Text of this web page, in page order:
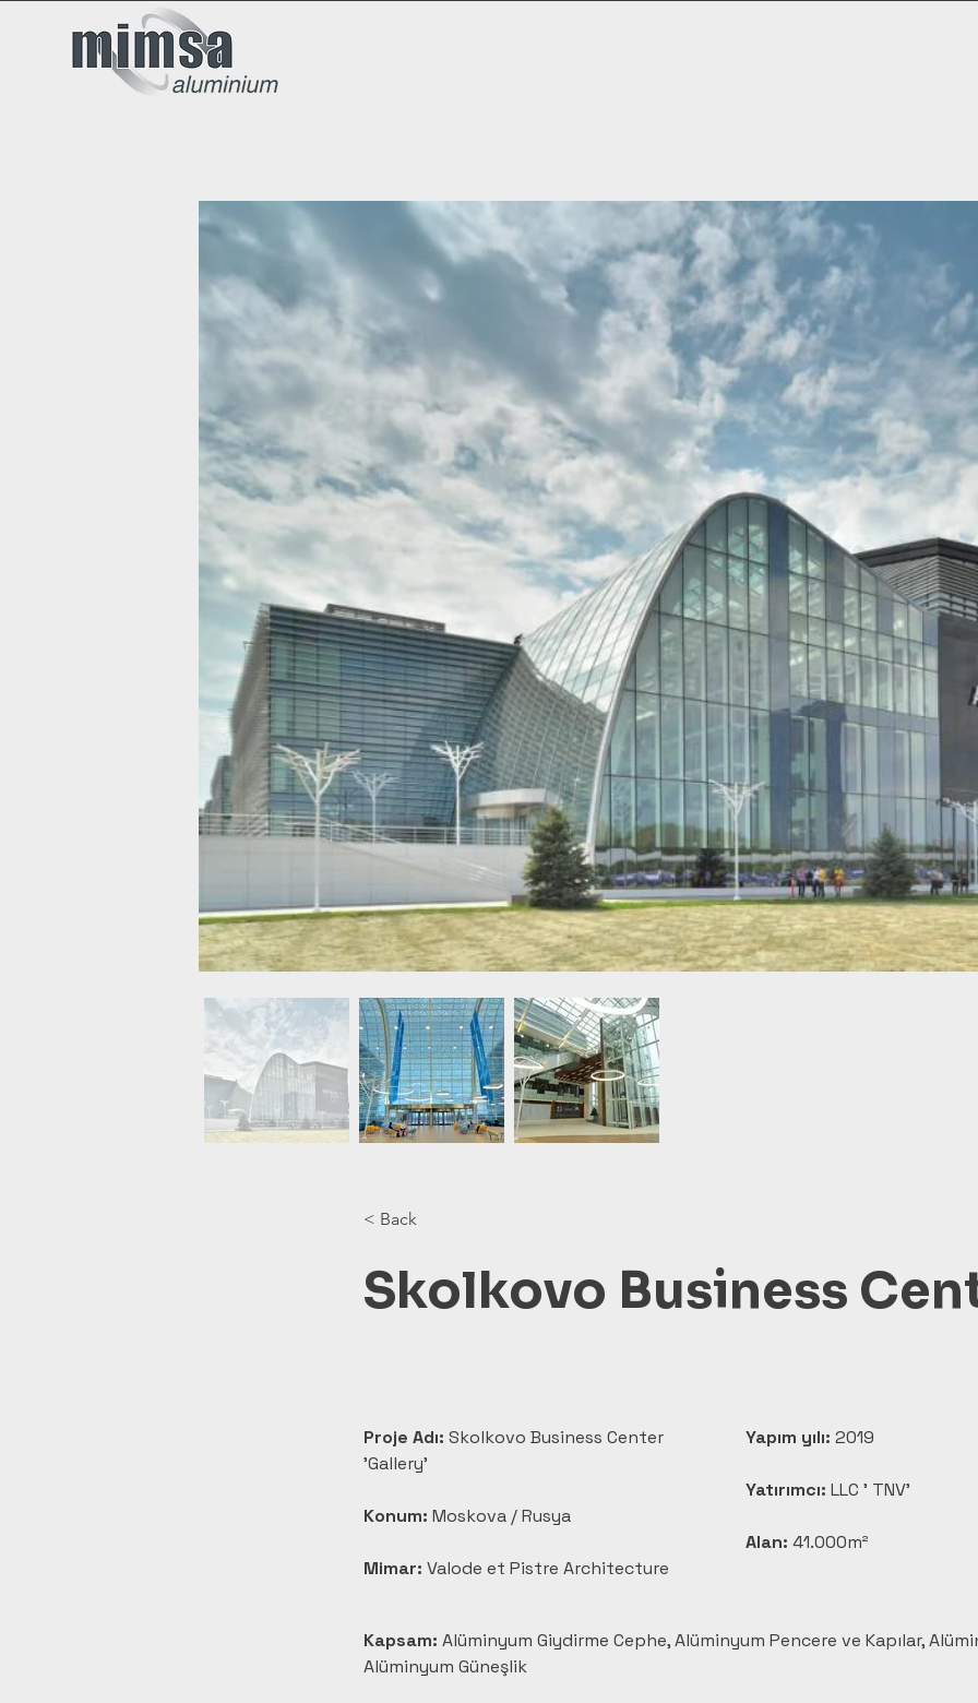
< Back
Skolkovo Business
Proje Adı: Skolkovo Business Center
'Gallery'
Konum: Moskova / Rusya
Mimar: Valode et Pistre Architecture
Yapım yılı: 2019
Yatırımcı: LLC ' TNV'
Alan: 41.000m²
Kapsam: Alüminyum Giydirme Cephe, Alüminyum Pencere ve Kapılar,
Alüminyum Güneşlik